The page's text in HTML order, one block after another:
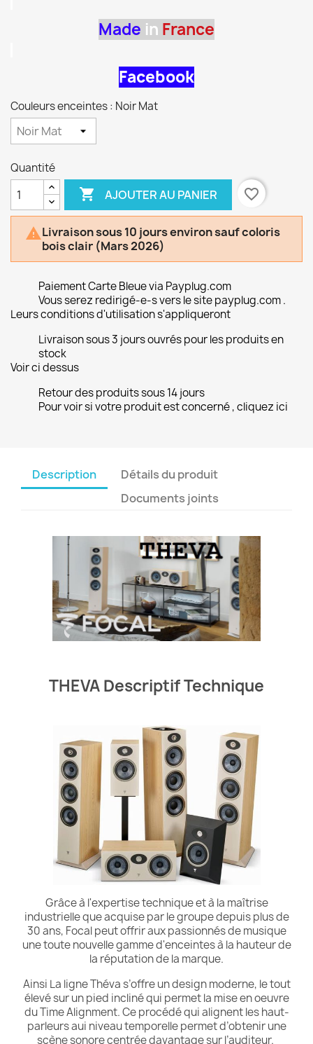
Made in France
Facebook
Couleurs enceintes : Noir Mat
Quantité
 AJOUTER AU PANIER favorite_border
Livraison sous 10 jours environ sauf coloris
bois clair (Mars 2026)
Paiement Carte Bleue via Payplug.com
Vous serez redirigé-e-s vers le site payplug.com .
Leurs conditions d'utilisation s'appliqueront
Livraison sous 3 jours ouvrés pour les produits en
stock
Voir ci dessus
Retour des produits sous 14 jours
Pour voir si votre produit est concerné , cliquez ici
Description
Détails du produit
Documents joints
THEVA Descriptif Technique
Grâce à l'expertise technique et à la maîtrise
industrielle que acquise par le groupe depuis plus de
30 ans, Focal peut offrir aux passionnés de musique
une toute nouvelle gamme d'enceintes à la hauteur de
la réputation de la marque.
Ainsi La ligne Théva s’offre un design moderne, le tout
élevé sur un pied incliné qui permet la mise en oeuvre
du Time Alignment. Ce procédé qui alignent les haut-
parleurs aui niveau temporelle permet d’obtenir une
scène sonore centrée davantage sur l’auditeur.